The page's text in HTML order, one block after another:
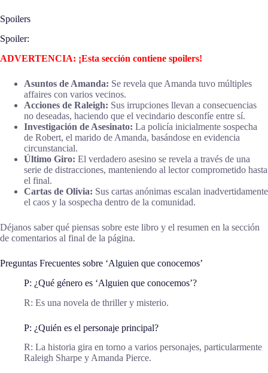
Spoilers
Spoiler:
ADVERTENCIA: ¡Esta sección contiene spoilers!
Asuntos de Amanda: Se revela que Amanda tuvo múltiples
affaires con varios vecinos.
Acciones de Raleigh: Sus irrupciones llevan a consecuencias
no deseadas, haciendo que el vecindario desconfíe entre sí.
Investigación de Asesinato: La policía inicialmente sospecha
de Robert, el marido de Amanda, basándose en evidencia
circunstancial.
Último Giro: El verdadero asesino se revela a través de una
serie de distracciones, manteniendo al lector comprometido hasta
el final.
Cartas de Olivia: Sus cartas anónimas escalan inadvertidamente
el caos y la sospecha dentro de la comunidad.
Déjanos saber qué piensas sobre este libro y el resumen en la sección
de comentarios al final de la página.
Preguntas Frecuentes sobre ‘Alguien que conocemos’
P: ¿Qué género es ‘Alguien que conocemos’?
R: Es una novela de thriller y misterio.
P: ¿Quién es el personaje principal?
R: La historia gira en torno a varios personajes, particularmente
Raleigh Sharpe y Amanda Pierce.